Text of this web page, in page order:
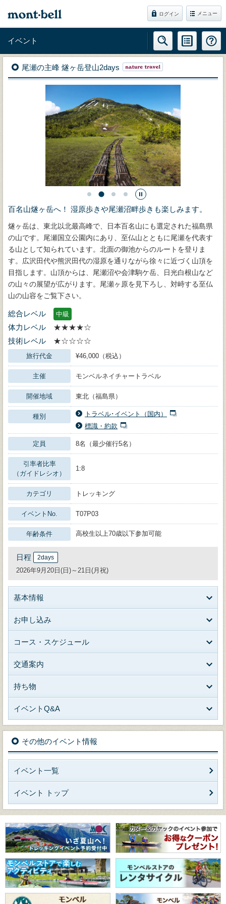
ログイン メニュー
イベント
尾瀬の主峰 燧ヶ岳登山2days
百名山燧ヶ岳へ！ 湿原歩きや尾瀬沼畔歩きも楽しみます。
燧ヶ岳は、東北以北最高峰で、日本百名山にも選定された福島県
の山です。尾瀬国立公園内にあり、至仏山とともに尾瀬を代表す
る山として知られています。北面の御池からのルートを登りま
す。広沢田代や熊沢田代の湿原を通りながら徐々に近づく山頂を
目指します。山頂からは、尾瀬沼や会津駒ケ岳、日光白根山など
の山々の展望が広がります。尾瀬ヶ原を見下ろし、対峙する至仏
山の山容をご覧下さい。
総合レベル 中級
体力レベル
★★★★☆
技術レベル
★☆☆☆☆
旅行代金 ¥46,000（税込）
主催 モンベルネイチャートラベル
開催地域 東北（福島県）
種別
トラベル･イベント（国内）
標識・約款
定員 8名（最少催行5名）
引率者比率
（ガイドレシオ）
1:8
カテゴリ トレッキング
イベントNo. T07P03
年齢条件 高校生以上70歳以下参加可能
日程 2days
2026年9月20日(日)～21日(月祝)
基本情報
お申し込み
コース・スケジュール
交通案内
持ち物
イベントQ&A
その他のイベント情報
イベント一覧
イベント トップ